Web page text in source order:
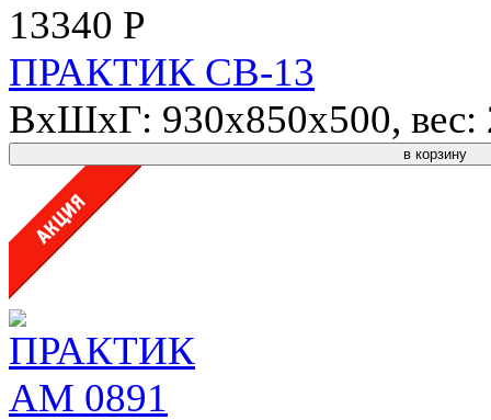
13340 Р
ПРАКТИК СВ-13
ВхШхГ: 930x850x500, вес:
в корзину